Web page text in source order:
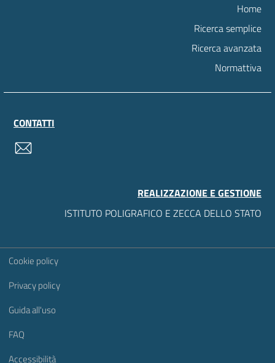
Home
Ricerca semplice
Ricerca avanzata
Normattiva
CONTATTI
REALIZZAZIONE E GESTIONE
ISTITUTO POLIGRAFICO E ZECCA DELLO STATO
Sezione Link Utili
Cookie policy
Privacy policy
Guida all'uso
FAQ
Accessibilità